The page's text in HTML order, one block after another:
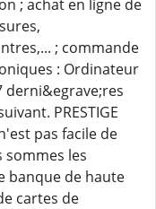
; achat en ligne de
; commande
: Ordinateur
derni&egrave;res
PRESTIGE
pas facile de
sommes les
banque de haute
cartes de